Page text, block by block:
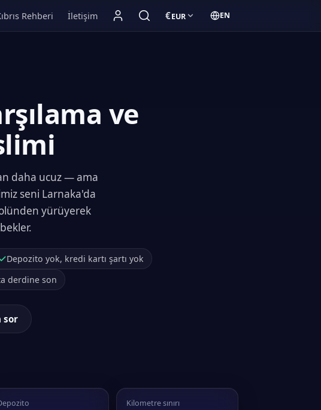
Rehberi İletişim Para birimi:
€EUR English:
EN
ve
daha ucuz — ama
seni Larnaka'da
yürüyerek
Depozito yok, kredi kartı şartı yok
derdine son
sor
Kilometre sınırı